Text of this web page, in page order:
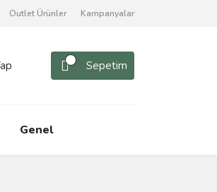
Outlet Ürünler Kampanyalar
Sepetim
Genel